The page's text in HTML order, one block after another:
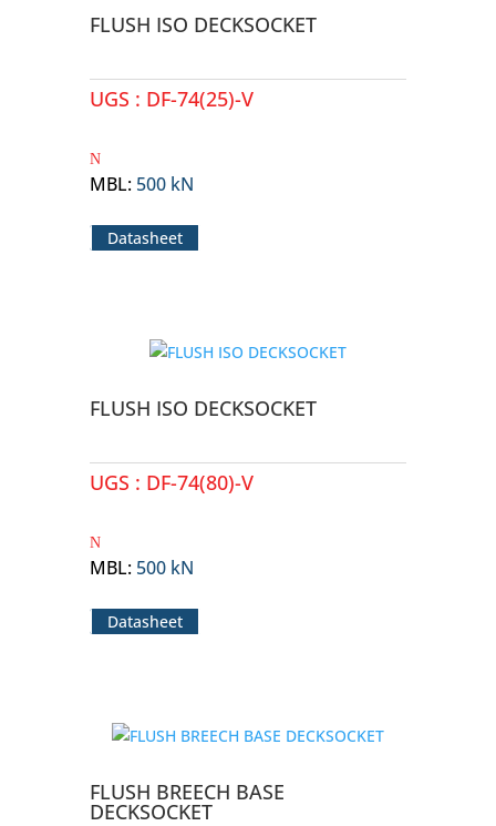
FLUSH ISO DECKSOCKET
UGS : DF-74(25)-V
MBL: 500 kN
Datasheet
FLUSH ISO DECKSOCKET
UGS : DF-74(80)-V
MBL: 500 kN
Datasheet
FLUSH BREECH BASE
DECKSOCKET